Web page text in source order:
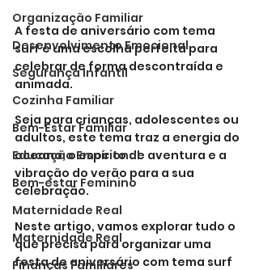
Organização Familiar
Desenvolvimento Emocional
Segurança Infantil
Cozinha Familiar
Bem-Estar Familiar
Educação Emocional
Bem-estar Feminino
Maternidade Real
Maternidade Real
Finanças Familiares
A festa de aniversário com tema
surf é uma escolha perfeita para
celebrar de forma descontraída e
animada.
Seja para crianças, adolescentes ou
adultos, este tema traz a energia do
oceano, o espírito de aventura e a
vibração do verão para a sua
celebração.
Neste artigo, vamos explorar tudo o
que precisa para organizar uma
festa de aniversário com tema surf